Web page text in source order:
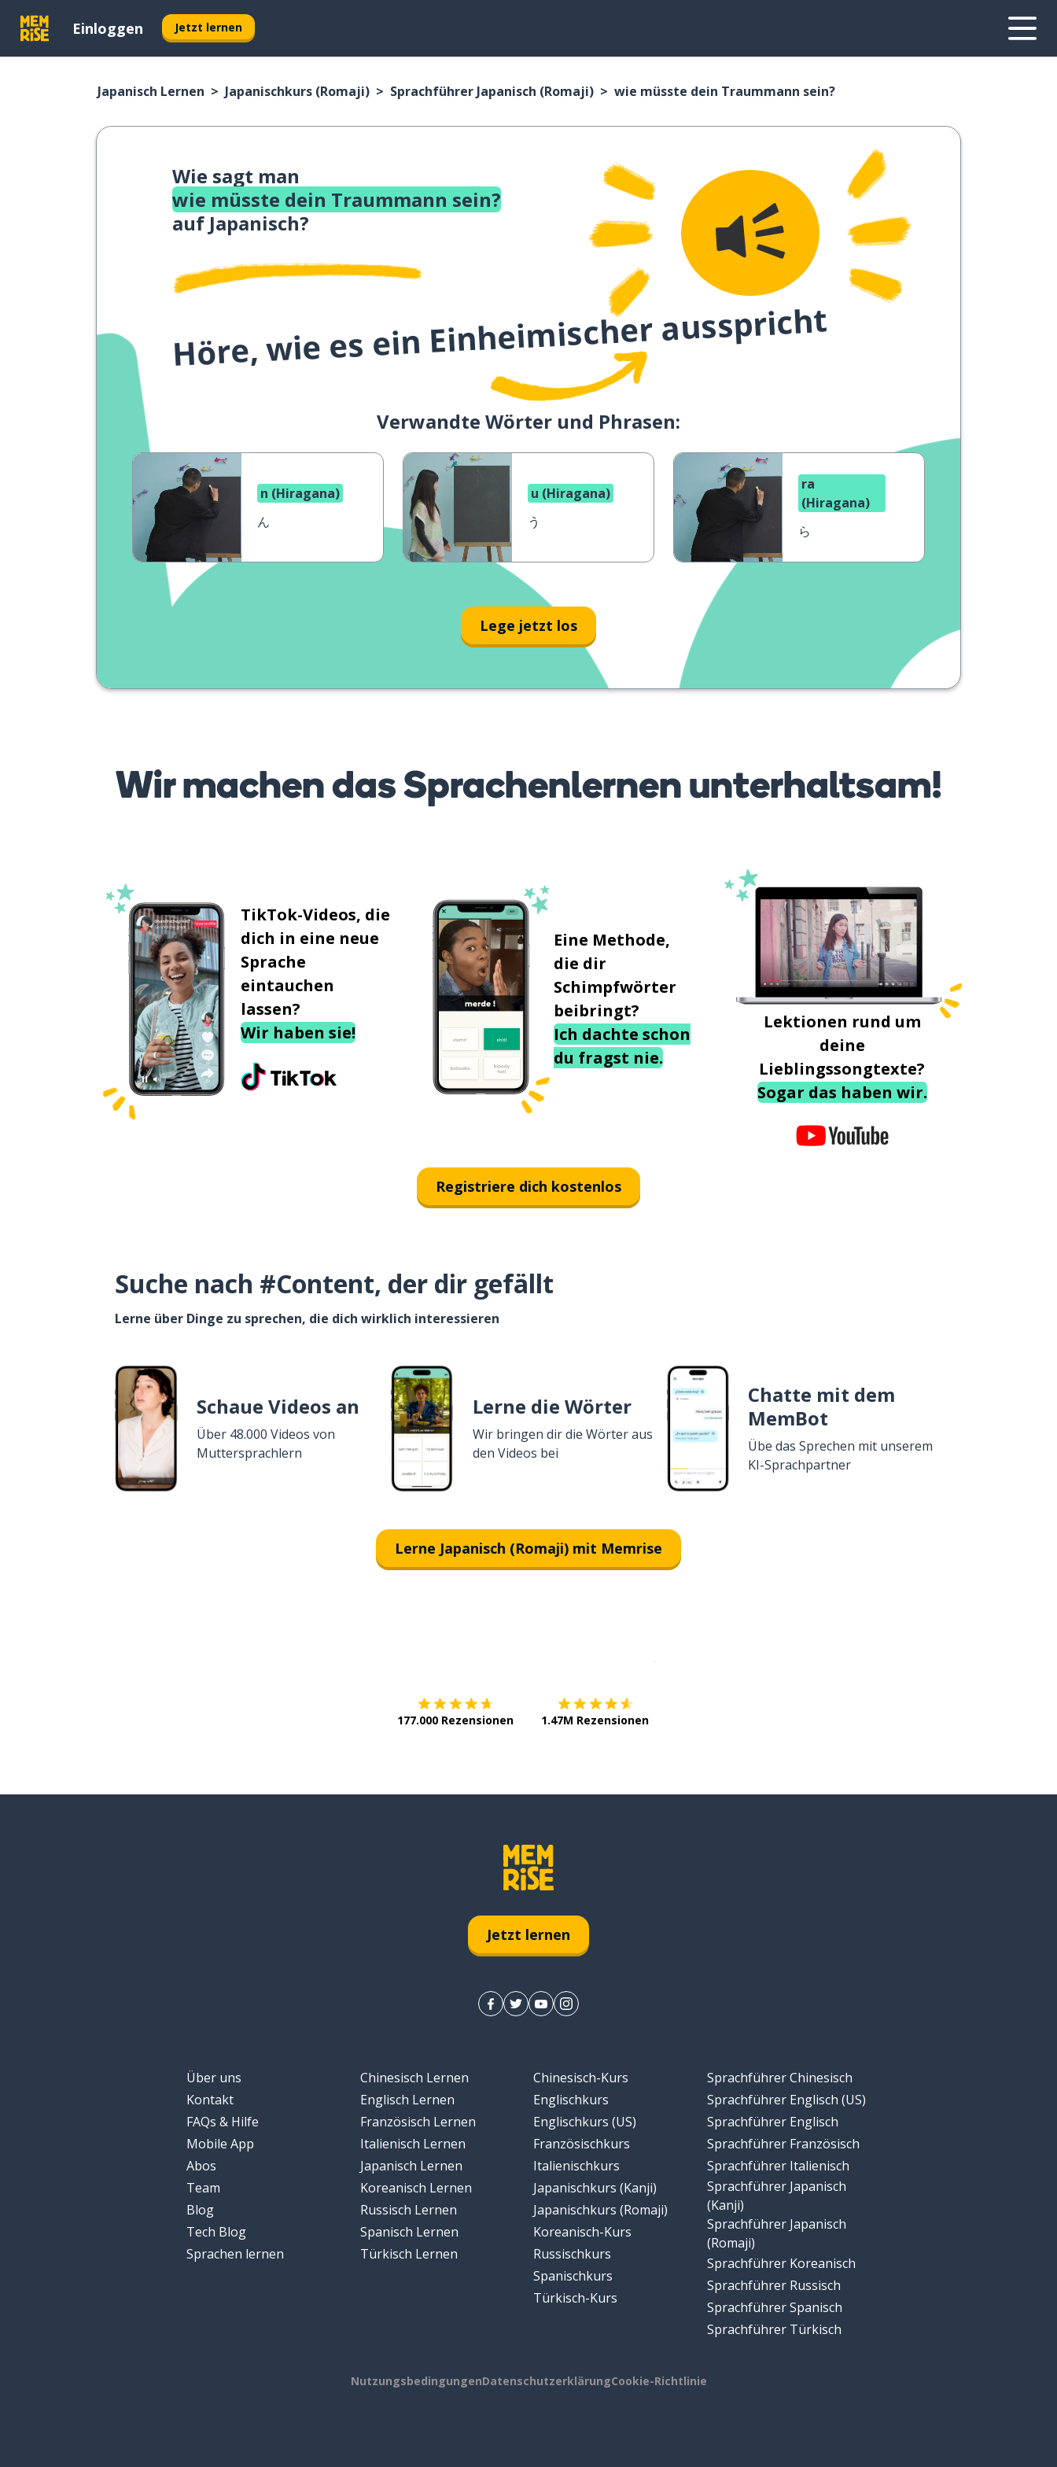
Einloggen Jetzt lernen
Japanisch Lernen Japanischkurs (Romaji) Sprachführer Japanisch (Romaji) wie müsste dein Traummann sein?
Wie sagt man
wie müsste dein Traummann sein?
auf Japanisch?
Höre, wie es ein Einheimischer ausspricht
Verwandte Wörter und Phrasen:
n (Hiragana)
ん
u (Hiragana)
う
ra
(Hiragana)
ら
Lege jetzt los
Wir machen das Sprachenlernen unterhaltsam!
TikTok-Videos, die
dich in eine neue
Sprache
eintauchen
lassen?
Wir haben sie!
Eine Methode,
die dir
Schimpfwörter
beibringt?
Ich dachte schon
du fragst nie.
Lektionen rund um
deine
Lieblingssongtexte?
Sogar das haben wir.
Registriere dich kostenlos
Suche nach #Content, der dir gefällt
Lerne über Dinge zu sprechen, die dich wirklich interessieren
Schaue Videos an
Über 48.000 Videos von
Muttersprachlern
Lerne die Wörter
Wir bringen dir die Wörter aus
den Videos bei
Chatte mit dem
MemBot
Übe das Sprechen mit unserem
KI-Sprachpartner
Lerne Japanisch (Romaji) mit Memrise
177.000 Rezensionen 1.47M Rezensionen
Jetzt lernen
Über uns
Kontakt
FAQs & Hilfe
Mobile App
Abos
Team
Blog
Tech Blog
Sprachen lernen
Chinesisch Lernen
Englisch Lernen
Französisch Lernen
Italienisch Lernen
Japanisch Lernen
Koreanisch Lernen
Russisch Lernen
Spanisch Lernen
Türkisch Lernen
Chinesisch-Kurs
Englischkurs
Englischkurs (US)
Französischkurs
Italienischkurs
Japanischkurs (Kanji)
Japanischkurs (Romaji)
Koreanisch-Kurs
Russischkurs
Spanischkurs
Türkisch-Kurs
Sprachführer Chinesisch
Sprachführer Englisch (US)
Sprachführer Englisch
Sprachführer Französisch
Sprachführer Italienisch
Sprachführer Japanisch
(Kanji)
Sprachführer Japanisch
(Romaji)
Sprachführer Koreanisch
Sprachführer Russisch
Sprachführer Spanisch
Sprachführer Türkisch
NutzungsbedingungenDatenschutzerklärungCookie-Richtlinie